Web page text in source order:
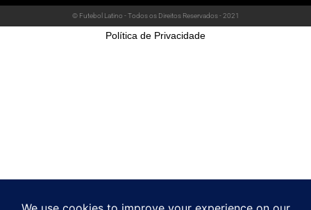
© Futebol Latino - Todos os Direitos Reservados - 2021
Política de Privacidade